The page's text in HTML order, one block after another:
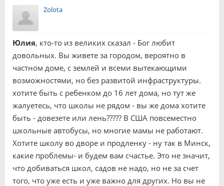
Zolota
Юлия, кто-то из великих сказал - Бог любит
довольных. Вы живете за городом, вероятно в
частном доме, с землей и всеми вытекающими
возможностями, но без развитой инфраструктуры.
хотите быть с ребенком до 16 лет дома, но тут же
жалуетесь, что школы не рядом - вы же дома хотите
быть - довезете или лень????? В США повсеместно
школьные автобусы, но многие мамы не работают.
Хотите школу во дворе и продленку - ну так в Минск,
какие проблемы- и будем вам счастье. Это не значит,
что добиваться школ, садов не надо, но не за счет
того, что уже есть и уже важно для других. Но вы не